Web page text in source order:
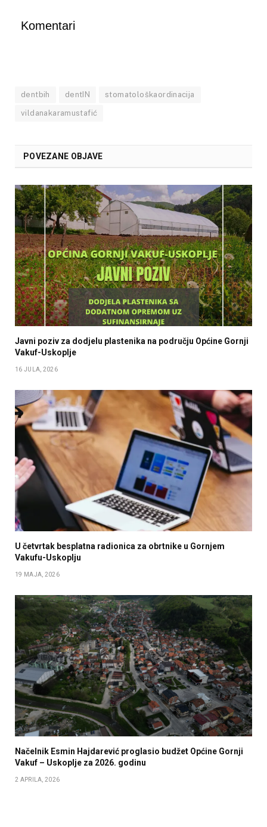
Komentari
dentbih dentIN stomatološkaordinacija
vildanakaramustafić
POVEZANE OBJAVE
Javni poziv za dodjelu plastenika na području Općine Gornji
Vakuf-Uskoplje
16 JULA, 2026
U četvrtak besplatna radionica za obrtnike u Gornjem
Vakufu-Uskoplju
19 MAJA, 2026
Načelnik Esmin Hajdarević proglasio budžet Općine Gornji
Vakuf – Uskoplje za 2026. godinu
2 APRILA, 2026